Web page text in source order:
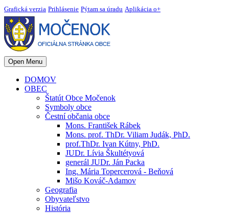
Grafická verzia Prihlásenie Pýtam sa úradu Aplikácia o+
Open Menu
DOMOV
OBEC
Štatút Obce Močenok
Symboly obce
Čestní občania obce
Mons. František Rábek
Mons. prof. ThDr. Viliam Judák, PhD.
prof.ThDr. Ivan Kútny, PhD.
JUDr. Lívia Škultétyová
generál JUDr. Ján Packa
Ing. Mária Topercerová - Beňová
Mišo Kováč-Adamov
Geografia
Obyvateľstvo
História